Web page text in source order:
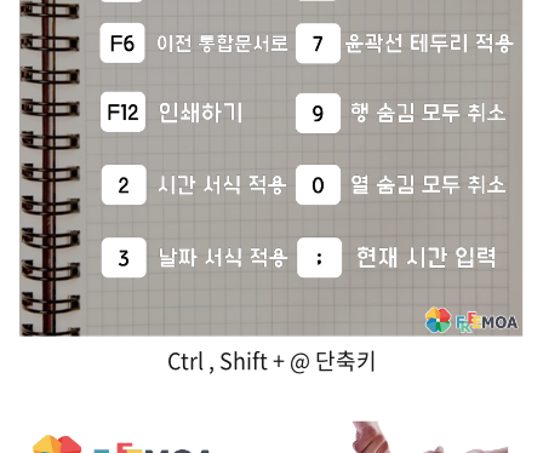
Ctrl , Shift + @ 단축키